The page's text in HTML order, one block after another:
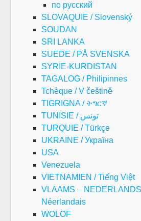
по русский
SLOVAQUIE / Slovenský
SOUDAN
SRI LANKA
SUEDE / PÅ SVENSKA
SYRIE-KURDISTAN
TAGALOG / Philipinnes
Tchèque / V češtině
TIGRIGNA / ትግርኛ
TUNISIE / تونس
TURQUIE / Türkçe
UKRAINE / Україна
USA
Venezuela
VIETNAMIEN / Tiếng Việt
VLAAMS –
Néerlandais
WOLOF